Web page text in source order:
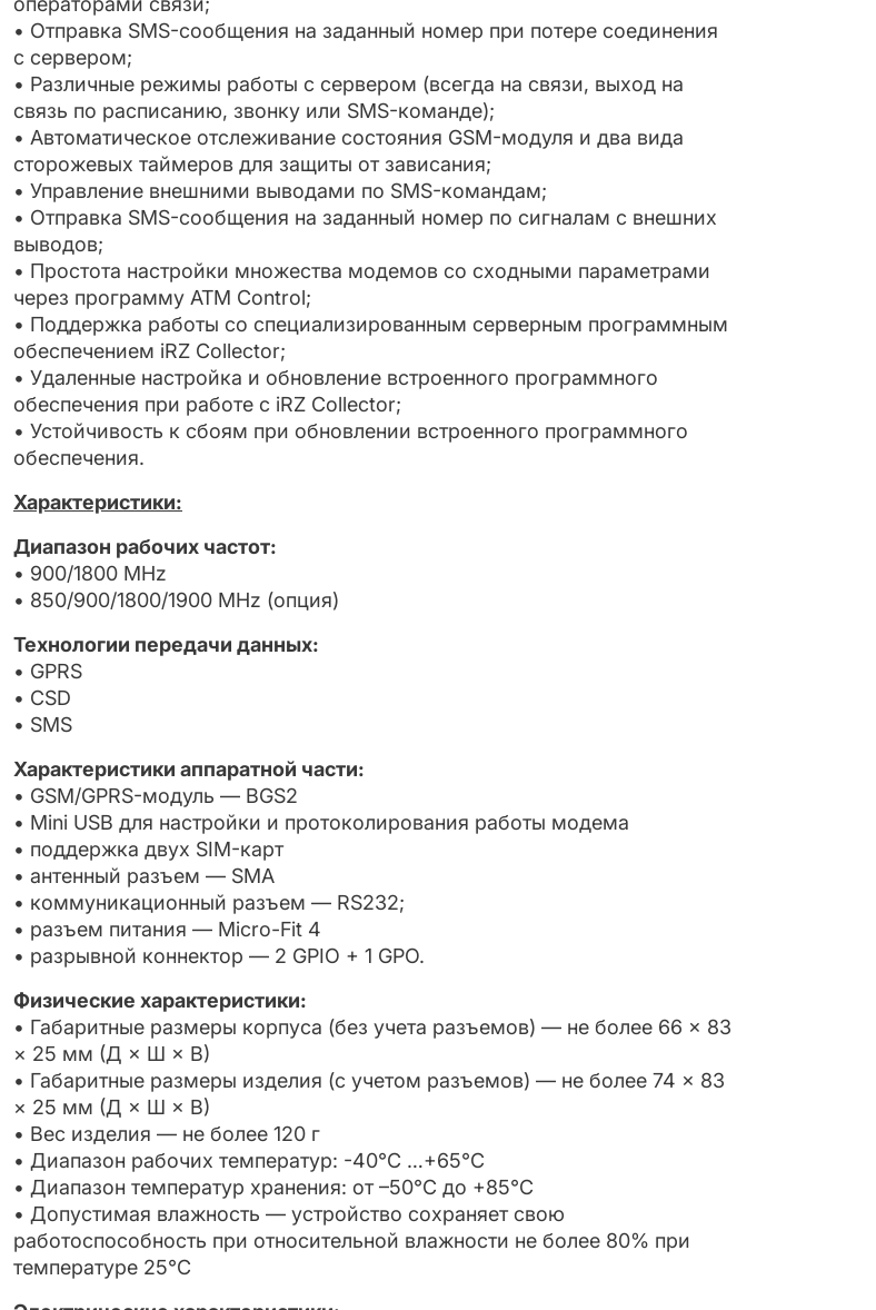
• Отправка SMS-сообщения на заданный номер при потере соединения
с сервером;
• Различные режимы работы с сервером (всегда на связи, выход на
связь по расписанию, звонку или SMS-команде);
• Автоматическое отслеживание состояния GSM-модуля и два вида
сторожевых таймеров для защиты от зависания;
• Управление внешними выводами по SMS-командам;
• Отправка SMS-сообщения на заданный номер по сигналам с внешних
выводов;
• Простота настройки множества модемов со сходными параметрами
через программу ATM Control;
• Поддержка работы со специализированным серверным программным
обеспечением iRZ Collector;
• Удаленные настройка и обновление встроенного программного
обеспечения при работе с iRZ Collector;
• Устойчивость к сбоям при обновлении встроенного программного
обеспечения.
Характеристики:
Диапазон рабочих частот:
• 900/1800 MHz
• 850/900/1800/1900 MHz (опция)
Технологии передачи данных:
• GPRS
• CSD
• SMS
Характеристики аппаратной части:
• GSM/GPRS-модуль — BGS2
• Mini USB для настройки и протоколирования работы модема
• поддержка двух SIM-карт
• антенный разъем — SMA
• коммуникационный разъем — RS232;
• разъем питания — Micro-Fit 4
• разрывной коннектор — 2 GPIO + 1 GPO.
Физические характеристики:
• Габаритные размеры корпуса (без учета разъемов) — не более 66 × 83
× 25 мм (Д × Ш × В)
• Габаритные размеры изделия (с учетом разъемов) — не более 74 × 83
× 25 мм (Д × Ш × В)
• Вес изделия — не более 120 г
• Диапазон рабочих температур: -40°C …+65°C
• Диапазон температур хранения: от –50°С до +85°С
• Допустимая влажность — устройство сохраняет свою
работоспособность при относительной влаж­ности не более 80% при
температуре 25°С